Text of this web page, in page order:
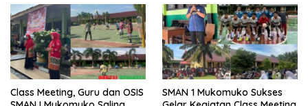
Class Meeting, Guru dan OSIS
SMAN 1 Mukomuko Sukses